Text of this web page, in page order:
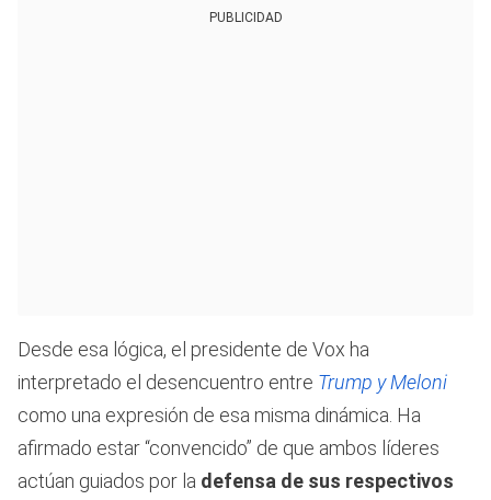
PUBLICIDAD
Desde esa lógica, el presidente de Vox ha
interpretado el desencuentro entre Trump y Meloni
como una expresión de esa misma dinámica. Ha
afirmado estar “convencido” de que ambos líderes
actúan guiados por la defensa de sus respectivos